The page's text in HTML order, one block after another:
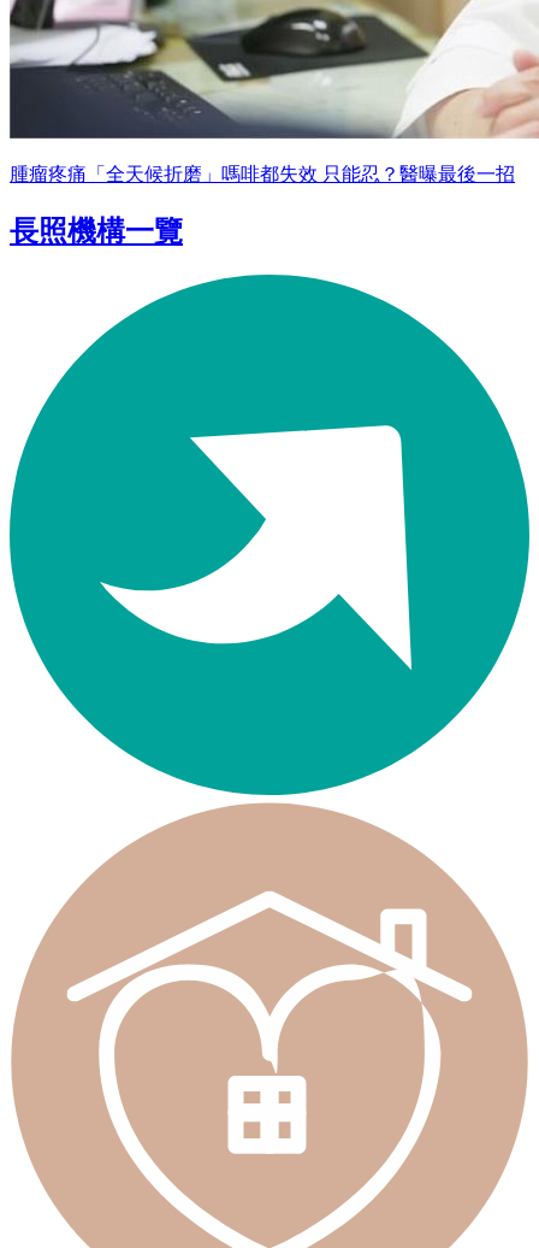
腫瘤疼痛「全天候折磨」嗎啡都失效 只能忍？醫曝最後一招
長照機構一覽